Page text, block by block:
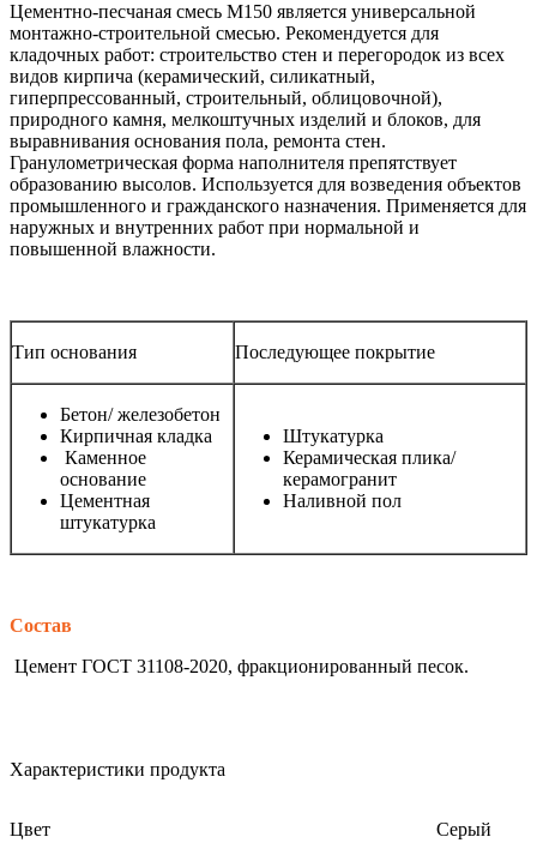
Цементно-песчаная смесь М150 является универсальной
монтажно-строительной смесью. Рекомендуется для
кладочных работ: строительство стен и перегородок из всех
видов кирпича (керамический, силикатный,
гиперпрессованный, строительный, облицовочной),
природного камня, мелкоштучных изделий и блоков, для
выравнивания основания пола, ремонта стен.
Гранулометрическая форма наполнителя препятствует
образованию высолов. Используется для возведения объектов
промышленного и гражданского назначения. Применяется для
наружных и внутренних работ при нормальной и
повышенной влажности.
Тип основания Последующее покрытие
Бетон/ железобетон
Кирпичная кладка
Каменное
основание
Цементная
штукатурка
Штукатурка
Керамическая плика/
керамогранит
Наливной пол
Состав
Цемент ГОСТ 31108-2020, фракционированный песок.
Характеристики продукта
Цвет Серый